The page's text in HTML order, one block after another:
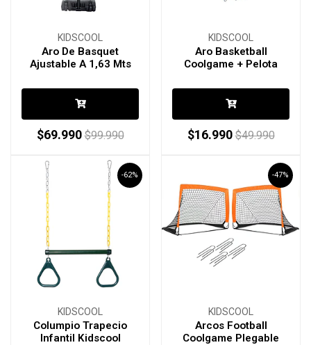
KIDSCOOL
Aro De Basquet
Ajustable A 1,63 Mts
$69.990 $99.990
KIDSCOOL
Aro Basketball
Coolgame + Pelota
$16.990 $49.990
-62%
KIDSCOOL
Columpio Trapecio
Infantil Kidscool
-47%
KIDSCOOL
Arcos Football
Coolgame Plegable